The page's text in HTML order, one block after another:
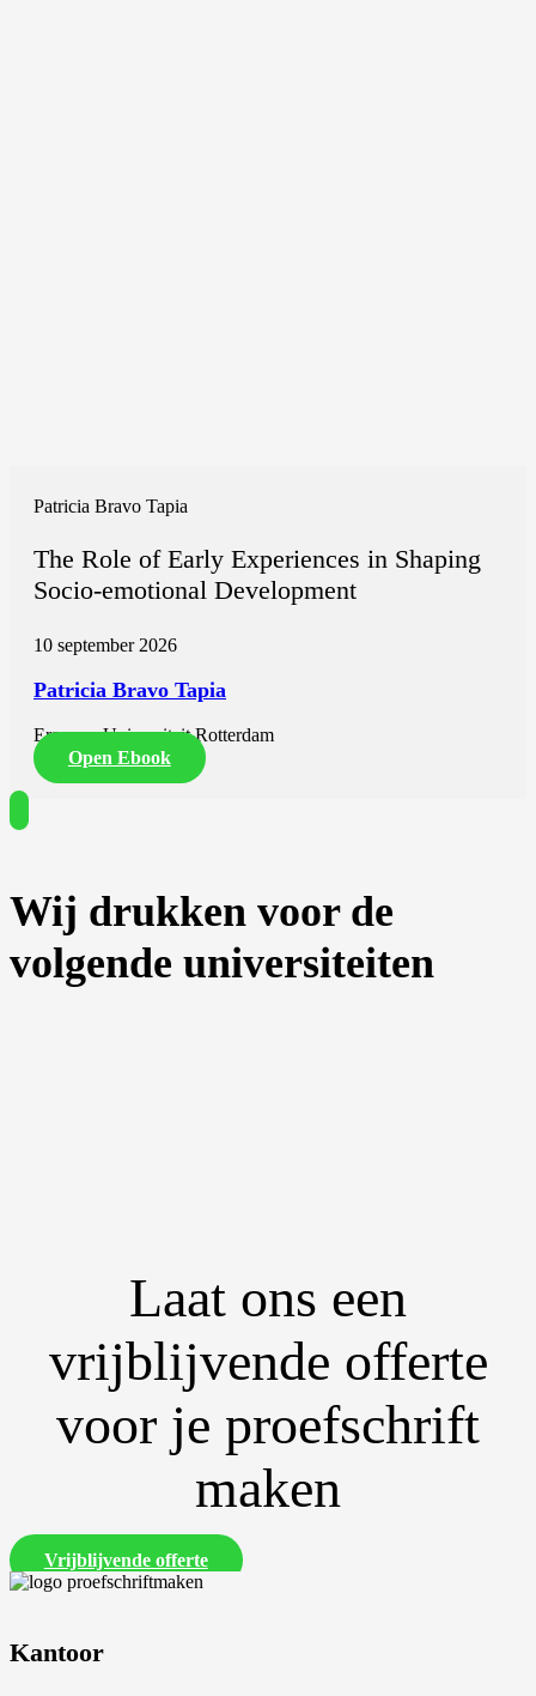
Patricia Bravo Tapia
The Role of Early Experiences in Shaping
Socio-emotional Development
10 september 2026
Patricia Bravo Tapia
Erasmus Universiteit Rotterdam
Open Ebook
Wij drukken voor de
volgende universiteiten
Laat ons een
vrijblijvende offerte
voor je proefschrift
maken
Vrijblijvende offerte
Kantoor